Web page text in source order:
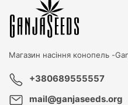
Магазин насіння конопель -
+380689555557
mail@ganjaseeds.org